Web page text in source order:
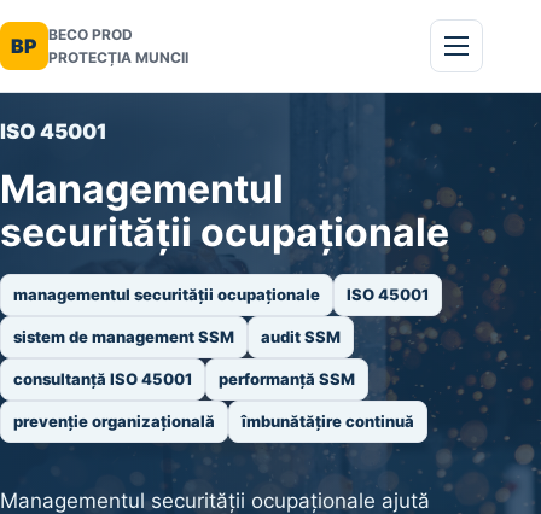
BP
BECO PROD
PROTECȚIA MUNCII
ISO 45001
Managementul
securității ocupaționale
managementul securității ocupaționale ISO 45001
sistem de management SSM audit SSM
consultanță ISO 45001 performanță SSM
prevenție organizațională îmbunătățire continuă
Managementul securității ocupaționale ajută